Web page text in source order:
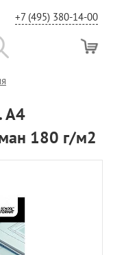
+7 (495) 380-14-00
А4
180 г/м2